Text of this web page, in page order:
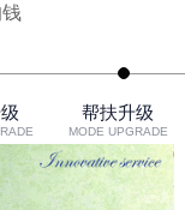
帮扶升级
MODE UPGRADE